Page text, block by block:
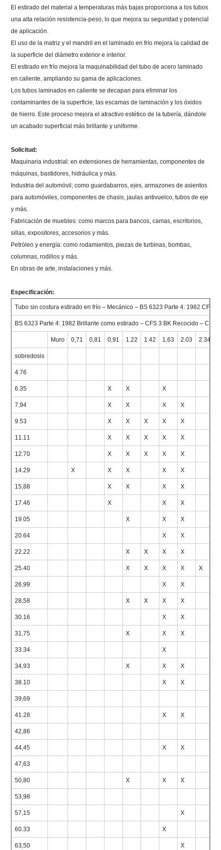
El estirado del material a temperaturas más bajas proporciona a los tubos
una alta relación resistencia-peso, lo que mejora su seguridad y potencial
de aplicación.
El uso de la matriz y el mandril en el laminado en frío mejora la calidad de
la superficie del diámetro exterior e interior.
El estirado en frío mejora la maquinabilidad del tubo de acero laminado
en caliente, ampliando su gama de aplicaciones.
Los tubos laminados en caliente se decapan para eliminar los
contaminantes de la superficie, las escamas de laminación y los óxidos
de hierro. Este proceso mejora el atractivo estético de la tubería, dándole
un acabado superficial más brillante y uniforme.
Solicitud:
Maquinaria industrial: en extensiones de herramientas, componentes de
máquinas, bastidores, hidráulica y más.
Industria del automóvil;como guardabarros, ejes, armazones de asientos
para automóviles, componentes de chasis, jaulas antivuelco, tubos de eje
y más.
Fabricación de muebles: como marcos para bancos, camas, escritorios,
sillas, expositores, accesorios y más.
Petróleo y energía: como rodamientos, piezas de turbinas, bombas,
columnas, rodillos y más.
En obras de arte, instalaciones y más.
Especificación:
Tubo sin costura estirado en frío – Mecánico – BS 6323 Parte 4: 1982 CFS 3
BS 6323 Parte 4: 1982 Brillante como estirado – CFS 3 BK Recocido – CFS
Muro 0,71 0,81 0,91 1.22 1.42 1,63 2.03 2.34
sobredosis
4.76
6.35 X X X
7,94 X X X X
9.53 X X X X X
11.11 X X X X X
12.70 X X X X X
14.29 X X X X X
15,88 X X X X
17.46 X X X
19.05 X X X
20.64 X X
22.22 X X X X
25.40 X X X X X
26,99 X X
28,58 X X X X
30.16 X X
31,75 X X X
33.34 X
34,93 X X X
38.10 X X
39,69
41.28 X X
42,86
44,45 X X
47,63
50,80 X X X
53,98
57,15 X
60.33 X
63,50 X